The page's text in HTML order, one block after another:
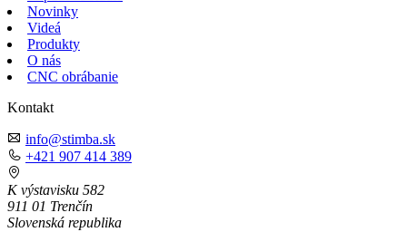
Novinky
Videá
Produkty
O nás
CNC obrábanie
Kontakt
info@stimba.sk
+421 907 414 389
K výstavisku 582
911 01 Trenčín
Slovenská republika